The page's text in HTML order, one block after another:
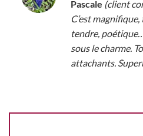
5
Pascale (client
C’est
tendre,
sous le charme.
attachants.